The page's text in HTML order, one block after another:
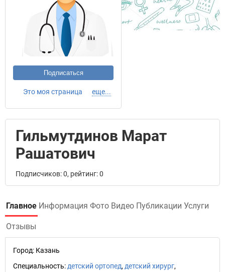
Подписаться
Это моя страница еще...
Гильмутдинов Марат
Рашатович
Подписчиков: 0, рейтинг: 0
Главное Информация Фото Видео Публикации Услуги
Отзывы
Город: Казань
Специальность: детский ортопед, детский хирург,